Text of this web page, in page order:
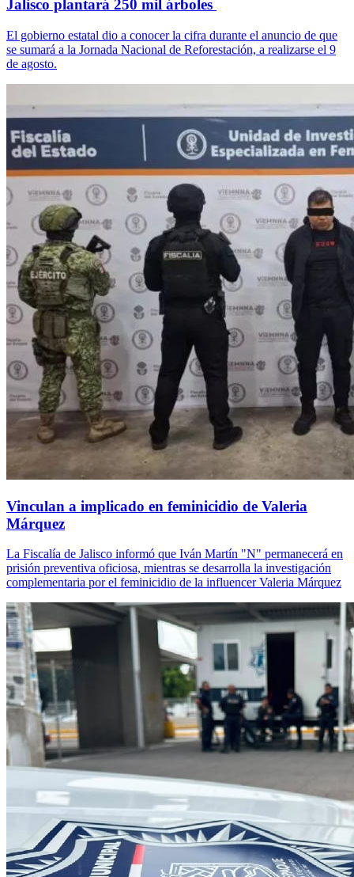
Jalisco plantará 250 mil árboles
El gobierno estatal dio a conocer la cifra durante el anuncio de que
se sumará a la Jornada Nacional de Reforestación, a realizarse el 9
de agosto.
Vinculan a implicado en feminicidio de Valeria
Márquez
La Fiscalía de Jalisco informó que Iván Martín "N" permanecerá en
prisión preventiva oficiosa, mientras se desarrolla la investigación
complementaria por el feminicidio de la influencer Valeria Márquez